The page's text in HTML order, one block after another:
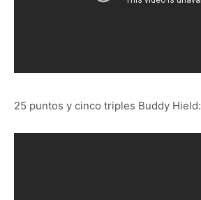
25 puntos y cinco triples Buddy Hield: